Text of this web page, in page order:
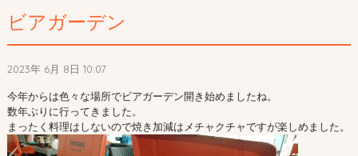
ビアガーデン
2023年 6月 8日 10:07
今年からは色々な場所でビアガーデン開き始めましたね。
数年ぶりに行ってきました。
まったく料理はしないので焼き加減はメチャクチャですが楽しめました。